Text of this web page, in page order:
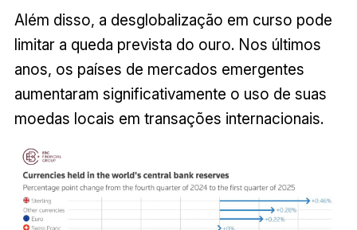
Além disso, a desglobalização em curso pode
limitar a queda prevista do ouro. Nos últimos
anos, os países de mercados emergentes
aumentaram significativamente o uso de suas
moedas locais em transações internacionais.